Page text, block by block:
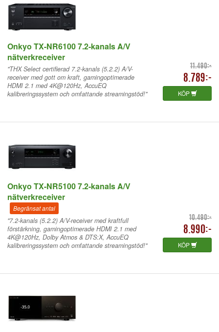
Onkyo TX-NR6100 7.2-kanals A/V
nätverkreceiver
11.490:-
8.789:-
KÖP
"THX Select certifierad 7.2-kanals (5.2.2) A/V-
receiver med gott om kraft, gamingoptimerade
HDMI 2.1 med 4K@120Hz, AccuEQ
kalibreringssystem och omfattande streamingstöd!"
Onkyo TX-NR5100 7.2-kanals A/V
nätverkreceiver
Begränsat antal
10.490:-
8.990:-
KÖP
"7.2-kanals (5.2.2) A/V-receiver med kraftfull
förstärkning, gamingoptimerade HDMI 2.1 med
4K@120Hz, Dolby Atmos & DTS:X, AccuEQ
kalibreringssystem och omfattande streamingstöd!"